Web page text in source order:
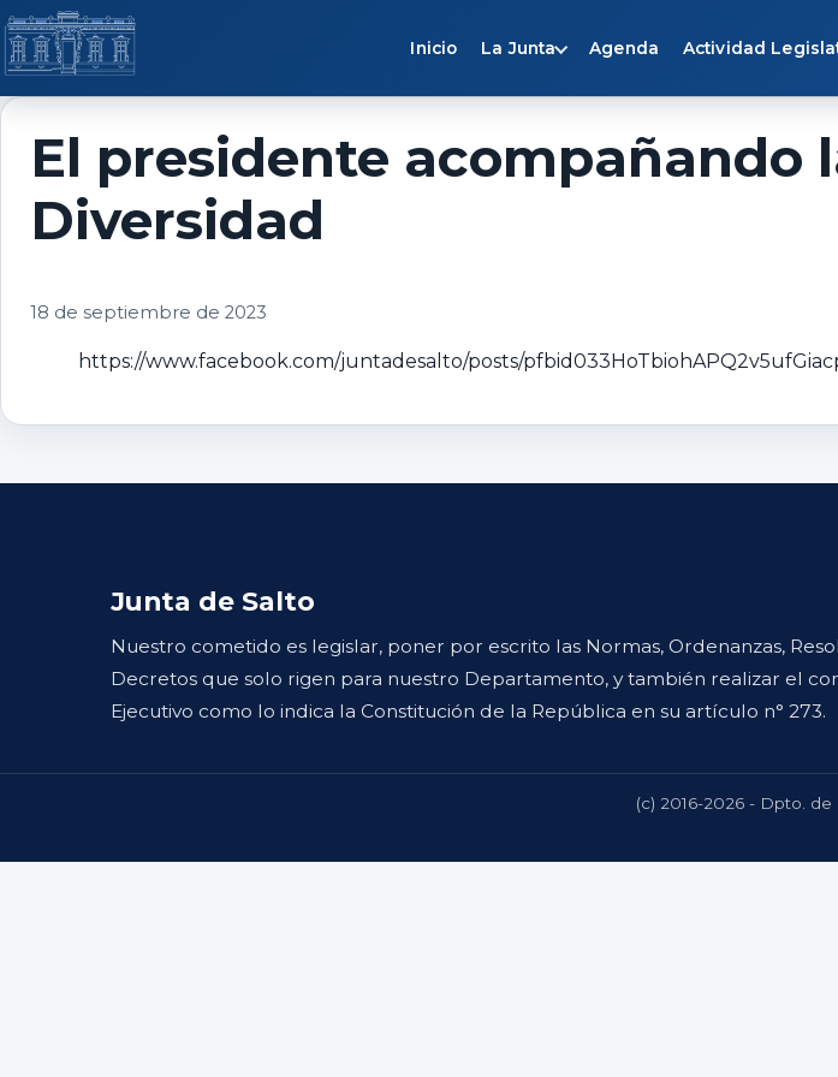
Saltar al contenido
Inicio La Junta Agenda Actividad
El presidente acompañando
Diversidad
18 de septiembre de 2023
https://www.facebook.com/juntadesalto/posts/
Junta de Salto
Nuestro cometido es legislar, poner por escrito las Normas, Ordenanzas,
Decretos que solo rigen para nuestro Departamento, y también realizar el
Ejecutivo como lo indica la Constitución de la República en su artículo n° 273.
(c) 2016-2026 - Dpto. de